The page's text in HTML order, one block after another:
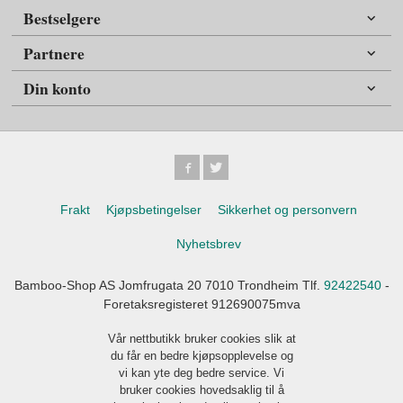
Bestselgere
Partnere
Din konto
Frakt Kjøpsbetingelser Sikkerhet og personvern
Nyhetsbrev
Bamboo-Shop AS Jomfrugata 20 7010 Trondheim Tlf. 92422540-
Foretaksregisteret 912690075mva
Vår nettbutikk bruker cookies slik at
du får en bedre kjøpsopplevelse og
vi kan yte deg bedre service. Vi
bruker cookies hovedsaklig til å